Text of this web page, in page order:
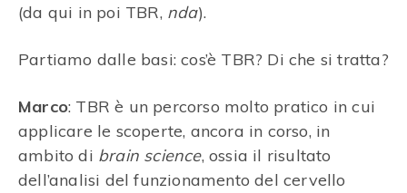
(da qui in poi TBR, nda).
Partiamo dalle basi: cos’è TBR? Di che si tratta?
Marco: TBR è un percorso molto pratico in cui
applicare le scoperte, ancora in corso, in
ambito di brain science, ossia il risultato
dell’analisi del funzionamento del cervello